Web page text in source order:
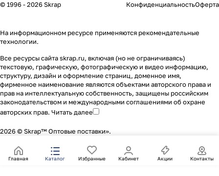
© 1996 - 2026 Skrap КонфиденциальностьОферта
На информационном ресурсе применяются рекомендательные
технологии.
Все ресурсы сайта skrap.ru, включая (но не ограничиваясь)
текстовую, графическую, фотографическую и видео информацию,
структуру, дизайн и оформление страниц, доменное имя,
фирменное наименование являются объектами авторского права и
прав на интеллектуальную собственность, защищены российским
законодательством и международными соглашениями об охране
авторских прав. Читать далее
2026 © Skrap™ Оптовые поставки».
Главная Каталог Избранные Кабинет Акции Контакты